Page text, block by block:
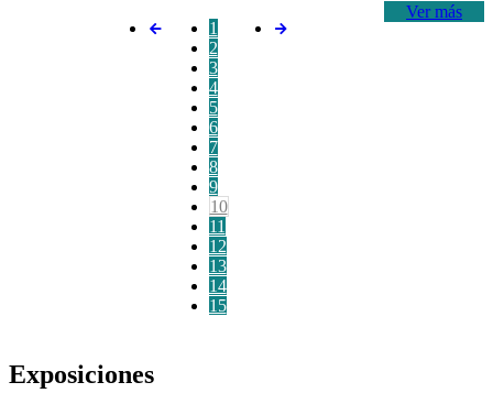
Ver más
1
2
3
4
5
6
7
8
9
10
11
12
13
14
15
Exposiciones